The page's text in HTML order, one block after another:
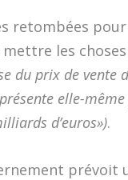
retombées
les
du prix de vente
elle-
d’euros»).
prévoit